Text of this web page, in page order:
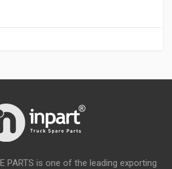
PARTS is one of the leading exporting